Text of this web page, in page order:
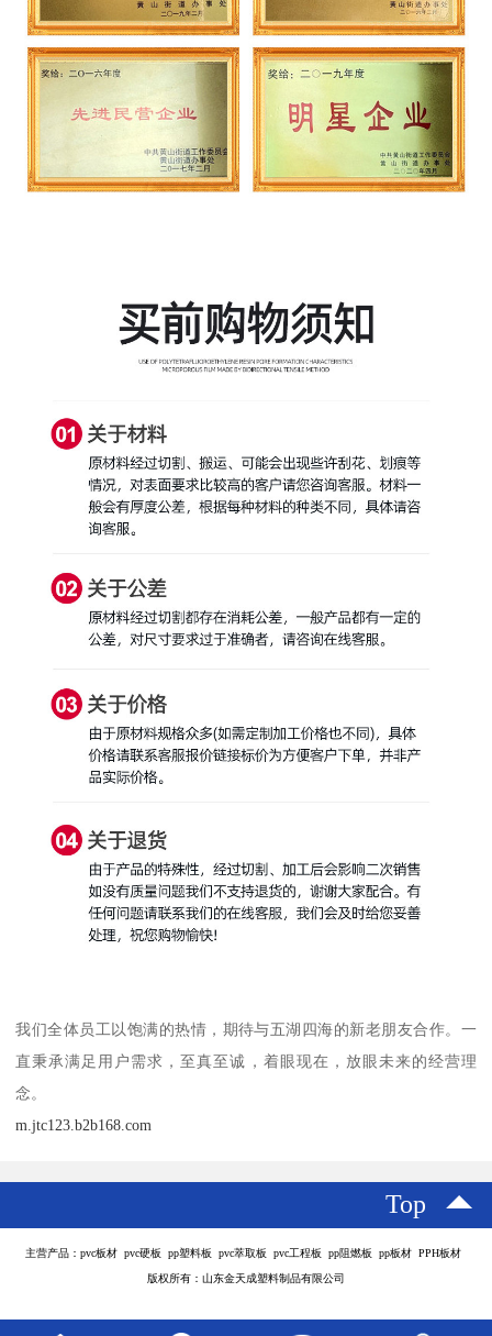
我们全体员工以饱满的热情，期待与五湖四海的新老朋友合作。一
直秉承满足用户需求，至真至诚，着眼现在，放眼未来的经营理
念。
m.jtc123.b2b168.com
Top
主营产品：pvc板材 pvc硬板 pp塑料板 pvc萃取板 pvc工程板 pp阻燃板 pp板材 PPH板材
版权所有：山东金天成塑料制品有限公司